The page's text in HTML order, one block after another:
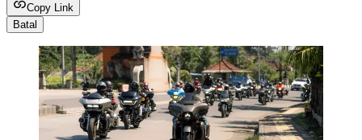
Copy Link
Batal